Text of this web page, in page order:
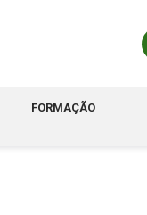
FORMAÇÃO